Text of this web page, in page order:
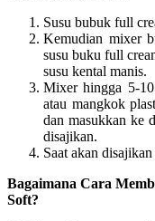
Susu bubuk full
Kemudian mixer
susu buku full
susu kental manis.
Mixer hingga 5-
atau mangkok
dan masukkan ke
disajikan.
Saat akan
Bagaimana Cara
Soft?